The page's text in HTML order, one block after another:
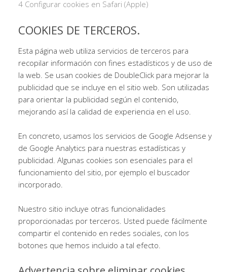
4 Configurar cookies en Safari (Apple)
COOKIES DE TERCEROS.
Esta página web utiliza servicios de terceros para
recopilar información con fines estadísticos y de uso de
la web. Se usan cookies de DoubleClick para mejorar la
publicidad que se incluye en el sitio web. Son utilizadas
para orientar la publicidad según el contenido,
mejorando así la calidad de experiencia en el uso.
En concreto, usamos los servicios de Google Adsense y
de Google Analytics para nuestras estadísticas y
publicidad. Algunas cookies son esenciales para el
funcionamiento del sitio, por ejemplo el buscador
incorporado.
Nuestro sitio incluye otras funcionalidades
proporcionadas por terceros. Usted puede fácilmente
compartir el contenido en redes sociales, con los
botones que hemos incluido a tal efecto.